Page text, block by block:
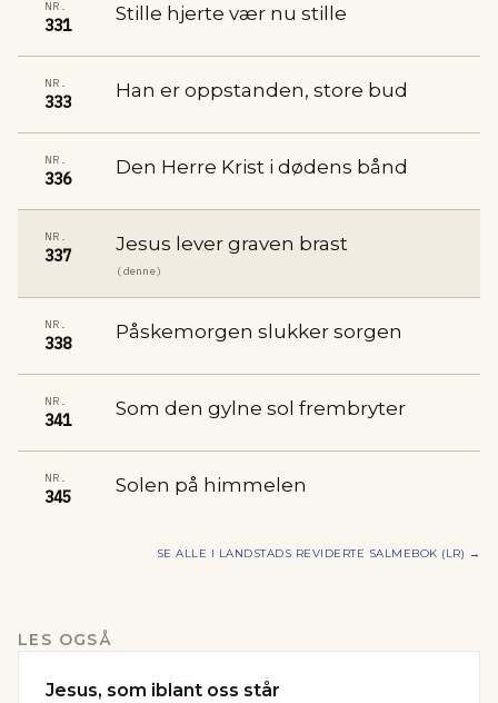
NR.
331
Stille hjerte vær nu stille
NR.
333
Han er oppstanden, store bud
NR.
336
Den Herre Krist i dødens bånd
NR.
337
Jesus lever graven brast
(denne)
NR.
338
Påskemorgen slukker sorgen
NR.
341
Som den gylne sol frembryter
NR.
345
Solen på himmelen
SE ALLE I LANDSTADS REVIDERTE SALMEBOK (LR) →
LES OGSÅ
Jesus, som iblant oss står